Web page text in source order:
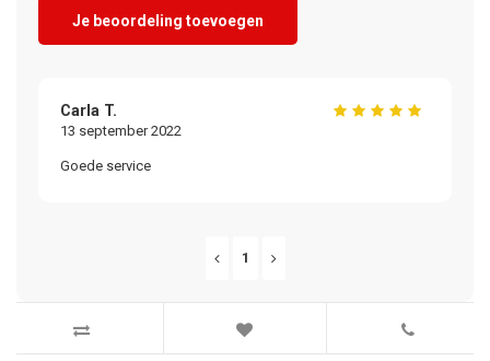
Je beoordeling toevoegen
Carla T.
13 september 2022
Goede service
1